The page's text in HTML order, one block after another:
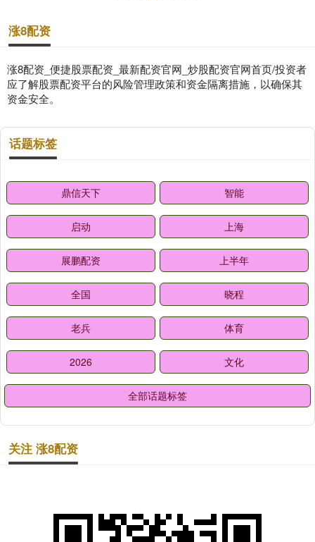
涨8配资
涨8配资_便捷股票配资_最新配资官网_炒股配资官网首页/投资者
应了解股票配资平台的风险管理政策和资金隔离措施，以确保其
资金安全。
话题标签
鼎信天下 智能
启动 上海
展鹏配资 上半年
全国 晓程
老兵 体育
2026 文化
全部话题标签
关注 涨8配资